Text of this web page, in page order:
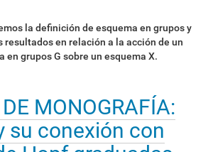
la definición de esquema en grupos y
resultados en relación a la acción de un
en grupos G sobre un esquema X.
MONOGRAFÍA:
su conexión con